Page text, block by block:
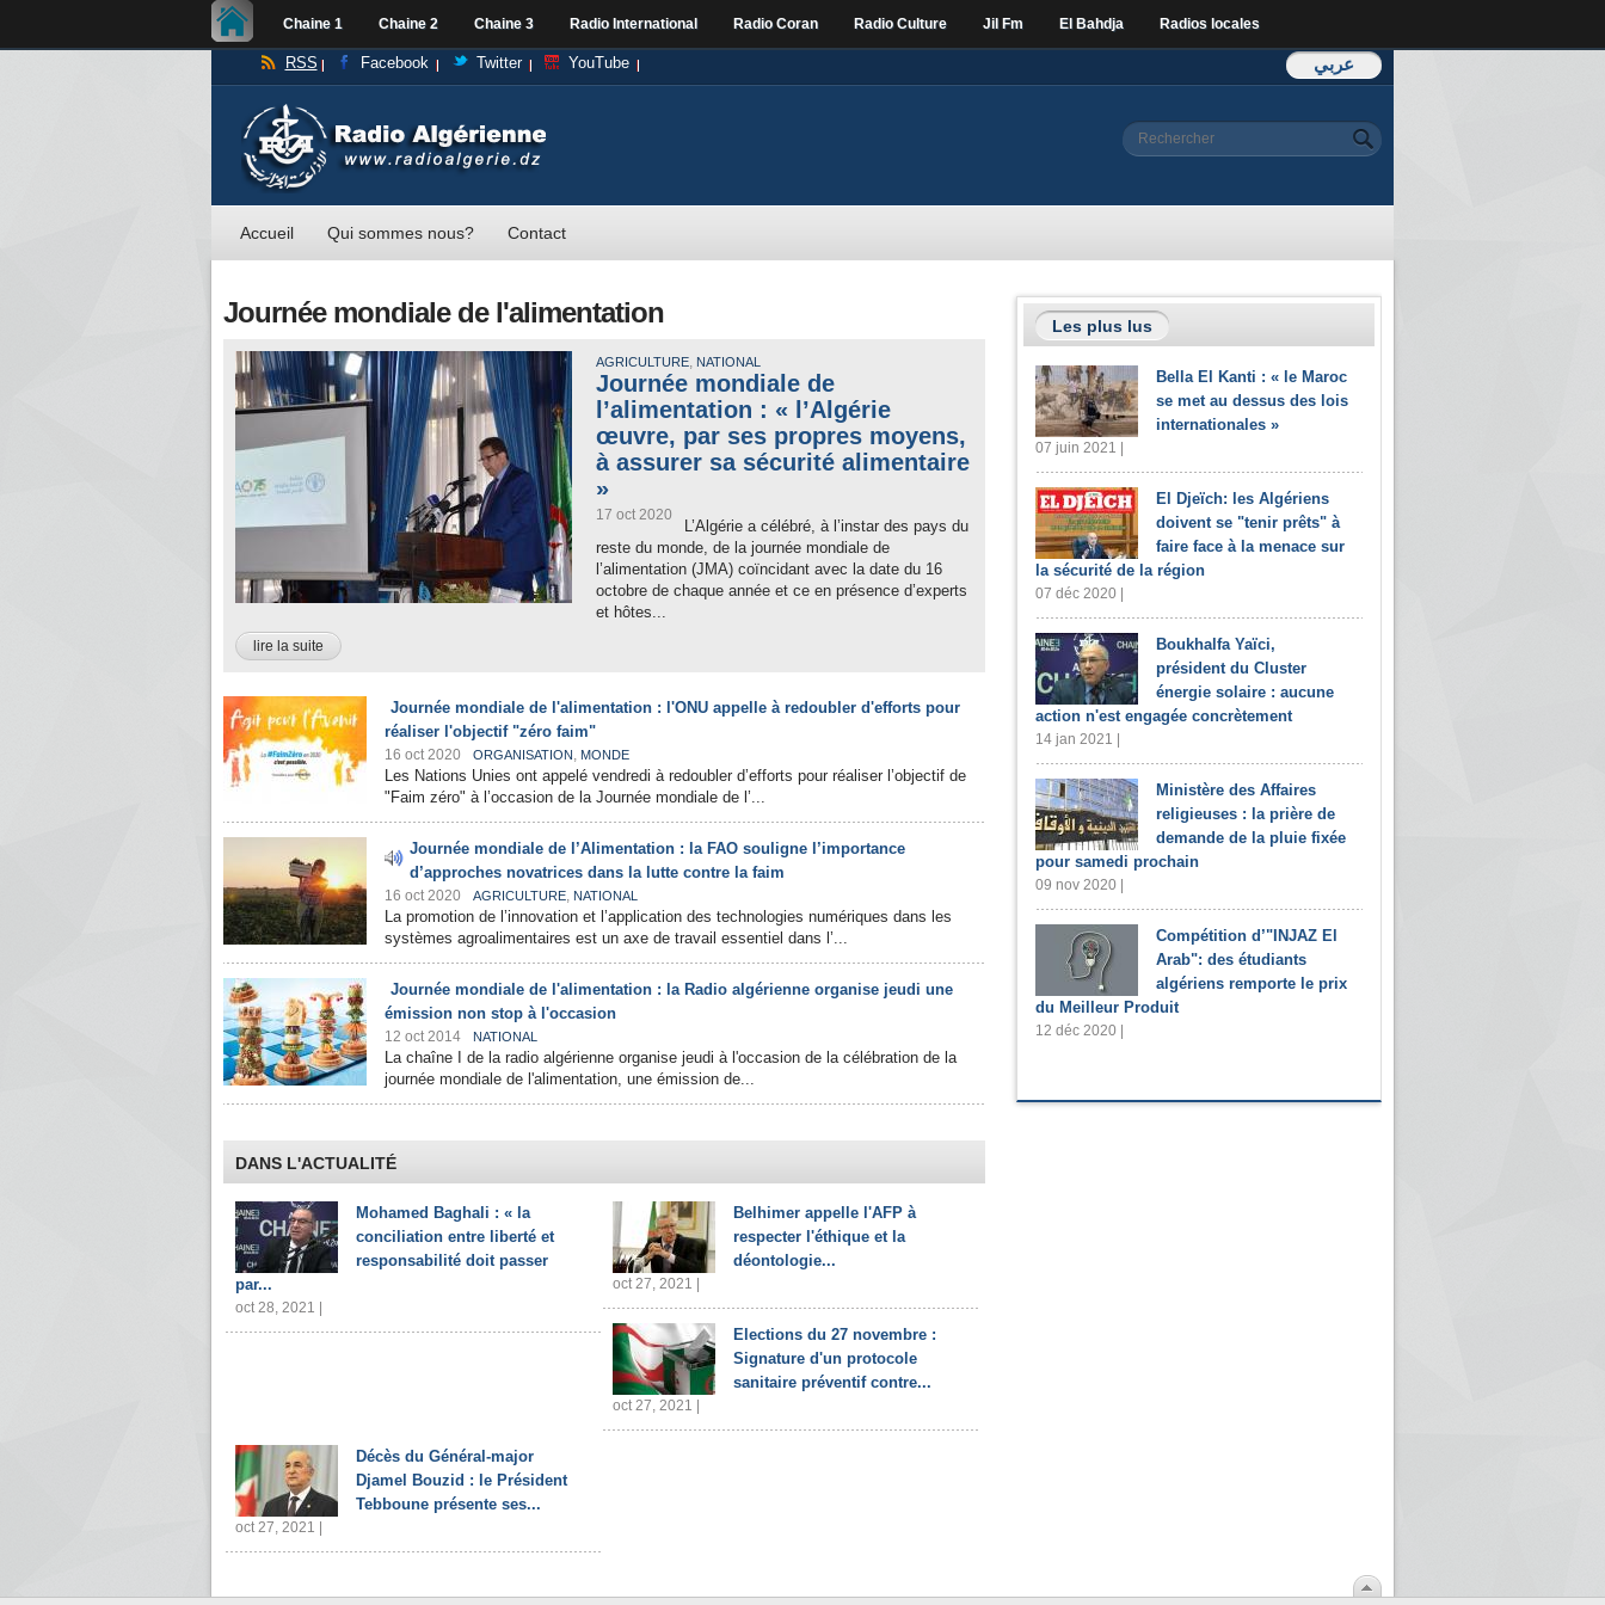
Chaine 1 Chaine 2 Chaine 3 Radio International Radio Coran Radio Culture Jil Fm El Bahdja Radios locales
عربي RSS Facebook Twitter YouTube
Formulaire de
Rechercher
Accueil Qui sommes nous? Contact
Journée mondiale de l'alimentation
AGRICULTURE, NATIONAL
Journée mondiale de
l’alimentation : « l’Algérie
œuvre, par ses propres moyens,
à assurer sa sécurité alimentaire
»
17 oct 2020
L’Algérie a célébré, à l’instar des pays du
reste du monde, de la journée mondiale de
l’alimentation (JMA) coïncidant avec la date du 16
octobre de chaque année et ce en présence d’experts
et hôtes...
lire la suite
Journée mondiale de l'alimentation : l'ONU appelle à redoubler d'efforts pour
réaliser l'objectif "zéro faim"
16 oct 2020 ORGANISATION, MONDE
Les Nations Unies ont appelé vendredi à redoubler d’efforts pour réaliser l’objectif de
"Faim zéro" à l’occasion de la Journée mondiale de l’...
Journée mondiale de l’Alimentation : la FAO souligne l’importance
d’approches novatrices dans la lutte contre la faim
16 oct 2020 AGRICULTURE, NATIONAL
La promotion de l’innovation et l’application des technologies numériques dans les
systèmes agroalimentaires est un axe de travail essentiel dans l’...
Journée mondiale de l'alimentation : la Radio algérienne organise jeudi une
émission non stop à l'occasion
12 oct 2014 NATIONAL
La chaîne I de la radio algérienne organise jeudi à l'occasion de la célébration de la
journée mondiale de l'alimentation, une émission de...
DANS L'ACTUALITÉ
Mohamed Baghali : « la
conciliation entre liberté et
responsabilité doit passer
par...
oct 28, 2021 |
Belhimer appelle l'AFP à
respecter l'éthique et la
déontologie...
oct 27, 2021 |
Elections du 27 novembre :
Signature d'un protocole
sanitaire préventif contre...
oct 27, 2021 |
Décès du Général-major
Djamel Bouzid : le Président
Tebboune présente ses...
oct 27, 2021 |
Les plus lus
Bella El Kanti : « le Maroc
se met au dessus des lois
internationales »
07 juin 2021 |
El Djeïch: les Algériens
doivent se "tenir prêts" à
faire face à la menace sur
la sécurité de la région
07 déc 2020 |
Boukhalfa Yaïci,
président du Cluster
énergie solaire : aucune
action n'est engagée concrètement
14 jan 2021 |
Ministère des Affaires
religieuses : la prière de
demande de la pluie fixée
pour samedi prochain
09 nov 2020 |
Compétition d’"INJAZ El
Arab": des étudiants
algériens remporte le prix
du Meilleur Produit
12 déc 2020 |